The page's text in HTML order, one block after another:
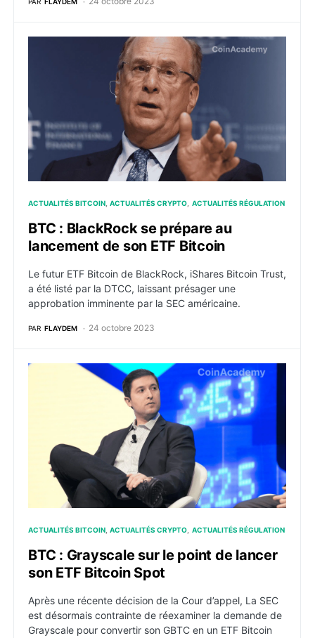
BTC : BlackRock se prépare au lancement de son
ACTUALITÉS BITCOIN ACTUALITÉS CRYPTO ACTUALITÉS RÉGULATION
BTC : BlackRock se prépare au
lancement de son ETF Bitcoin
Le futur ETF Bitcoin de BlackRock, iShares Bitcoin Trust,
a été listé par la DTCC, laissant présager une
approbation imminente par la SEC américaine.
PAR FLAYDEM 24 octobre 2023
BTC : Grayscale sur le point de lancer son ETF
ACTUALITÉS BITCOIN ACTUALITÉS CRYPTO ACTUALITÉS RÉGULATION
BTC : Grayscale sur le point de lancer
son ETF Bitcoin Spot
Après une récente décision de la Cour d’appel, La SEC
est désormais contrainte de réexaminer la demande de
Grayscale pour convertir son GBTC en un ETF Bitcoin